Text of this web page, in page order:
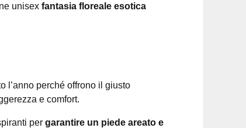
unisex fantasia floreale esotica
l’anno perché offrono il giusto
e comfort.
per garantire un piede areato e